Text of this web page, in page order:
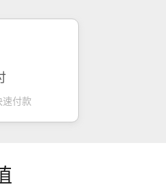
速付款